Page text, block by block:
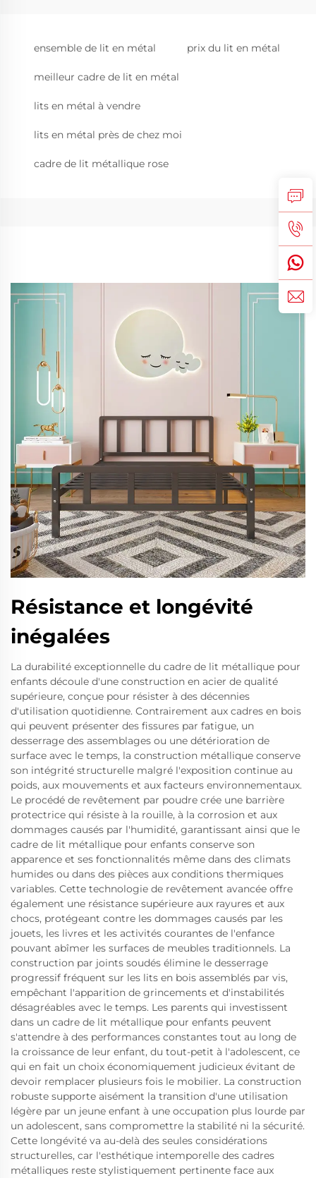
ensemble de lit en métal prix du lit en métal
meilleur cadre de lit en métal
lits en métal à vendre
lits en métal près de chez moi
cadre de lit métallique rose
Résistance et longévité
inégalées
La durabilité exceptionnelle du cadre de lit métallique pour
enfants découle d'une construction en acier de qualité
supérieure, conçue pour résister à des décennies
d'utilisation quotidienne. Contrairement aux cadres en bois
qui peuvent présenter des fissures par fatigue, un
desserrage des assemblages ou une détérioration de
surface avec le temps, la construction métallique conserve
son intégrité structurelle malgré l'exposition continue au
poids, aux mouvements et aux facteurs environnementaux.
Le procédé de revêtement par poudre crée une barrière
protectrice qui résiste à la rouille, à la corrosion et aux
dommages causés par l'humidité, garantissant ainsi que le
cadre de lit métallique pour enfants conserve son
apparence et ses fonctionnalités même dans des climats
humides ou dans des pièces aux conditions thermiques
variables. Cette technologie de revêtement avancée offre
également une résistance supérieure aux rayures et aux
chocs, protégeant contre les dommages causés par les
jouets, les livres et les activités courantes de l'enfance
pouvant abîmer les surfaces de meubles traditionnels. La
construction par joints soudés élimine le desserrage
progressif fréquent sur les lits en bois assemblés par vis,
empêchant l'apparition de grincements et d'instabilités
désagréables avec le temps. Les parents qui investissent
dans un cadre de lit métallique pour enfants peuvent
s'attendre à des performances constantes tout au long de
la croissance de leur enfant, du tout-petit à l'adolescent, ce
qui en fait un choix économiquement judicieux évitant de
devoir remplacer plusieurs fois le mobilier. La construction
robuste supporte aisément la transition d'une utilisation
légère par un jeune enfant à une occupation plus lourde par
un adolescent, sans compromettre la stabilité ni la sécurité.
Cette longévité va au-delà des seules considérations
structurelles, car l'esthétique intemporelle des cadres
métalliques reste stylistiquement pertinente face aux